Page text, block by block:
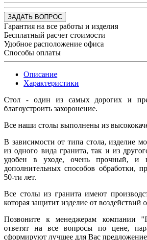
ЗАДАТЬ ВОПРОС
Гарантия на все работы и изделия
Бесплатный расчет стоимости
Удобное расположение офиса
Способы оплаты
Описание
Характеристики
Стол - один из самых дорогих и
благоустроить захоронение.
Все наши столы выполнены из
В зависимости от типа стола, изделие
из одного вида гранита, так и из
удобен в уходе, очень прочный, и
дополнительных способов обработки,
50-ти лет.
Все столы из гранита имеют
которая защитит изделие от
Позвоните к менеджерам компании
ответят на все вопросы по цене,
сформируют лучшее для Вас